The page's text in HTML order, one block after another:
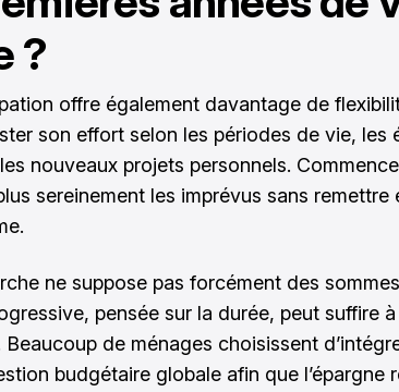
?
offre également davantage de
son effort selon les périodes de vie, les
nouveaux projets personnels.
sereinement les imprévus sans remettre
ne suppose pas forcément des
pensée sur la durée, peut suffire
Beaucoup de ménages choisissent
budgétaire globale afin que l’épargne